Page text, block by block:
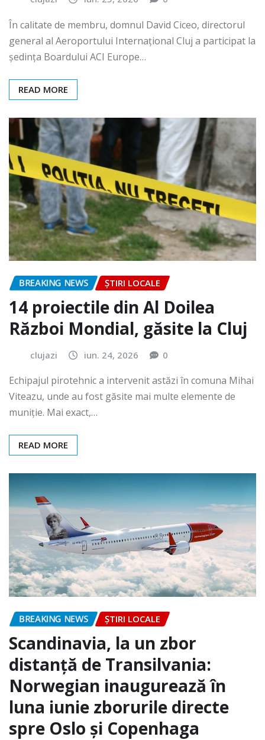
În calitate de membru, domnul David Ciceo, directorul
general al Aeroportului Internațional Cluj a participat la
ședința Boardului ACI Europe…
READ MORE
BREAKING NEWS ȘTIRI LOCALE
14 proiectile din Al Doilea
Război Mondial, găsite la Cluj
clujazi iun. 24, 2026 0
Echipajul pirotehnic a intervenit astăzi în comuna Mihai
Viteazu, unde au fost găsite mai multe elemente de
muniție. Mai exact,…
READ MORE
BREAKING NEWS ȘTIRI LOCALE
Scandinavia, la un zbor
distanță de Transilvania:
Norwegian inaugurează în
luna iunie zborurile directe
spre Oslo și Copenhaga